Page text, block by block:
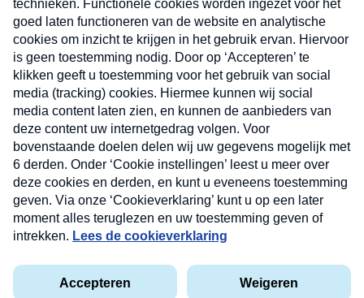
Verzend
Privacyverklaring
Cookieverklaring
Kwetsbaarheid melden
Nieuwsbrief
Neem hier een gratis abonnement op onze
nieuwsbrief. Elke vrijdag- en dinsdagochtend in uw